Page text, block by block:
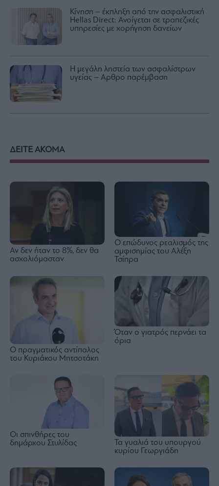
Κίνηση – έκπληξη από την ασφαλιστική
Hellas Direct: Ανοίγεται σε τραπεζικές
υπηρεσίες με χορήγηση δανείων
Η μεγάλη ληστεία των ασφαλίστρων
υγείας – Αρθρο παρέμβαση
ΔΕΙΤΕ ΑΚΟΜΑ
Αν δεν ήταν το 8%, δεν θα
ασχολιόμασταν
Ο επώδυνος ρεαλισμός της
αμφισημίας του Αλέξη
Τσίπρα
Ο πραγματικός αντίπαλος
του Κυριάκου Μητσοτάκη
Όταν ο γιατρός περνάει τα
όρια
Οι σπινθήρες του
δημάρχου Στυλίδας
Τα γυαλιά του υπουργού
κυρίου Γεωργιάδη